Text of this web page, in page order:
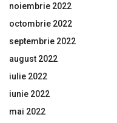
noiembrie 2022
octombrie 2022
septembrie 2022
august 2022
iulie 2022
iunie 2022
mai 2022